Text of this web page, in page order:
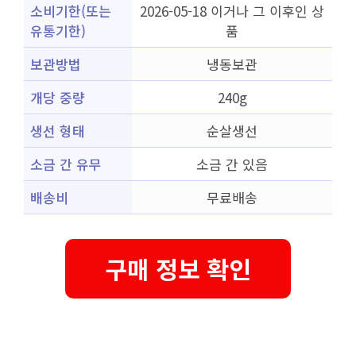
소비기한(또는
유통기한)
2026-05-18 이거나 그 이후인 상
품
보관방법
냉동보관
개당 중량
240g
생선 형태
순살생선
소금 간 유무
소금 간 있음
배송비
무료배송
구매 정보 확인